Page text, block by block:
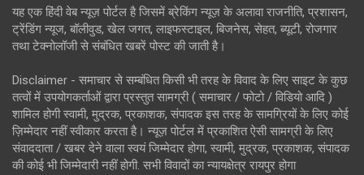
यह एक हिंदी वेब न्यूज़ पोर्टल है जिसमें ब्रेकिंग न्यूज़ के अलावा राजनीति, प्रशासन,
ट्रेंडिंग न्यूज, बॉलीवुड, खेल जगत, लाइफस्टाइल, बिजनेस, सेहत, ब्यूटी, रोजगार
तथा टेक्नोलॉजी से संबंधित खबरें पोस्ट की जाती है।
Disclaimer - समाचार से सम्बंधित किसी भी तरह के विवाद के लिए साइट के कुछ
तत्वों में उपयोगकर्ताओं द्वारा प्रस्तुत सामग्री ( समाचार / फोटो / विडियो आदि )
शामिल होगी स्वामी, मुद्रक, प्रकाशक, संपादक इस तरह के सामग्रियों के लिए कोई
ज़िम्मेदार नहीं स्वीकार करता है। न्यूज़ पोर्टल में प्रकाशित ऐसी सामग्री के लिए
संवाददाता / खबर देने वाला स्वयं जिम्मेदार होगा, स्वामी, मुद्रक, प्रकाशक, संपादक
की कोई भी जिम्मेदारी नहीं होगी. सभी विवादों का न्यायक्षेत्र रायपुर होगा